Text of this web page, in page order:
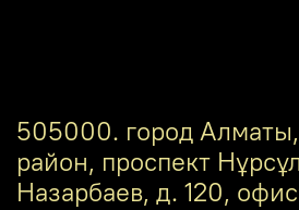
505000. город
район, проспект
Назарбаев, д. 120,